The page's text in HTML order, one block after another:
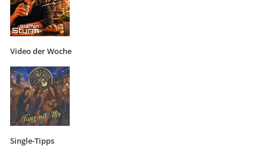
Video der Woche
Single-Tipps